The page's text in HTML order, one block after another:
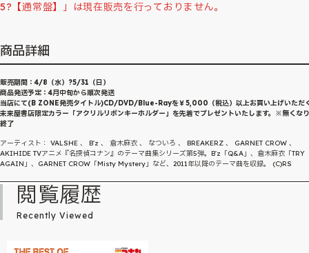
5?【通常盤】」は現在販売を行っておりません。
商品詳細
販売期間：4/8（水）?5/31（日）
商品発送予定：4月中旬から順次発送
当店にて(B ZONE発売タイトル)CD/DVD/Blue-Rayを￥5,000（税込）以上お買い上げいただ
未来屋書店限定カラー「アクリルリボンキーホルダー」を先着でプレゼントいたします。※無くな
終了
アーティスト： VALSHE 、 B'z 、 倉木麻衣 、 なついろ 、 BREAKERZ 、 GARNET CROW 、
AKIHIDE TVアニメ『名探偵コナン』のテーマ曲集シリーズ第5弾。B'z「Q&A」、倉木麻衣「TRY
AGAIN」、GARNET CROW「Misty Mystery」など、2011年以降のテーマ曲を収録。 (C)RS
閲覧履歴
Recently Viewed